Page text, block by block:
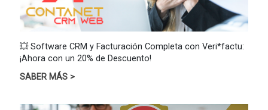
💥 Software CRM y Facturación Completa con Veri*factu:
¡Ahora con un 20% de Descuento!
SABER MÁS >